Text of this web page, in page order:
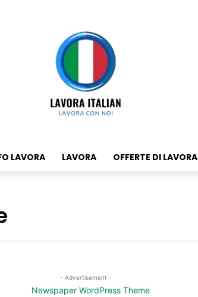
LAVORA LAVORA OFFERTE DI LAVORA
- Advertisement -